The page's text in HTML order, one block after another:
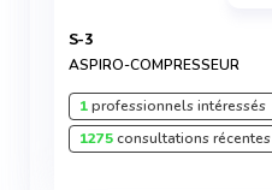
S-3
ASPIRO-COMPRESSEUR
1professionnels intéressés
1275consultations récentes